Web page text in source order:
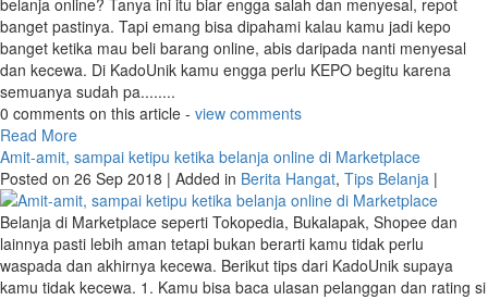
0 comments on this article - view comments
Read More
Belanja Online Kok jadi Kepo alias Ribet?
Posted on 16 Oct 2018 | Added inTips Belanja|
belanja online? Tanya ini itu biar engga salah dan menyesal, repot
banget pastinya. Tapi emang bisa dipahami kalau kamu jadi kepo
banget ketika mau beli barang online, abis daripada nanti menyesal
dan kecewa. Di KadoUnik kamu engga perlu KEPO begitu karena
semuanya sudah pa........
0 comments on this article -view comments
Read More
Amit-amit, sampai ketipu ketika belanja online di Marketplace
Posted on 26 Sep 2018 | Added inBerita Hangat,Tips Belanja |